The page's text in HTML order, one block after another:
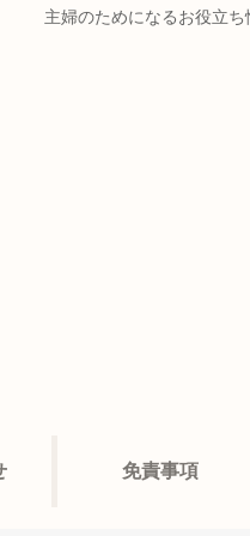
主婦のためになるお役立
免責事項